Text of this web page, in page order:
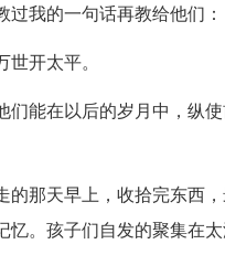
我的一句话再教给他们：
开太平。
能在以后的岁月中，纵使
那天早上，收拾完东西，
。孩子们自发的聚集在